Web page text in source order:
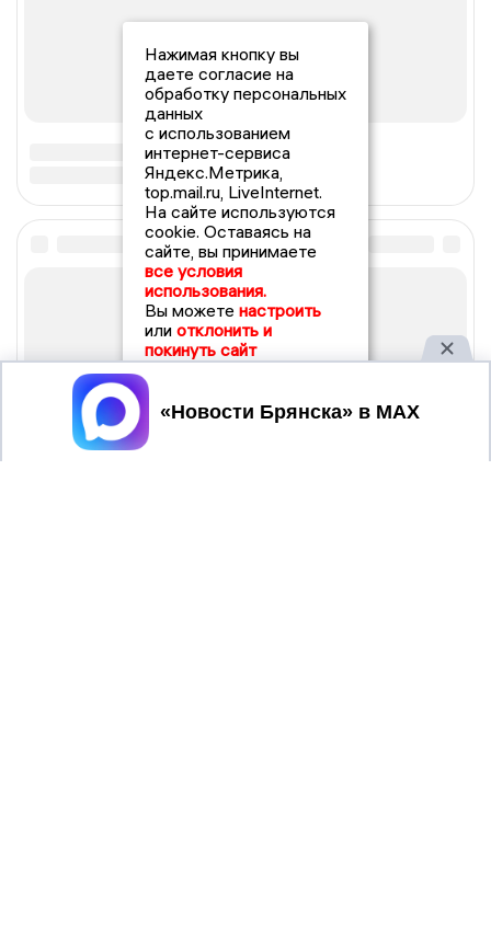
Нажимая кнопку вы
даете согласие на
обработку персональных
данных
с использованием
интернет-сервиса
Яндекс.Метрика,
top.mail.ru, LiveInternet.
На сайте используются
cookie. Оставаясь на
сайте, вы принимаете
все условия
использования.
Вы можете настроить
или отклонить и
покинуть сайт
Принять